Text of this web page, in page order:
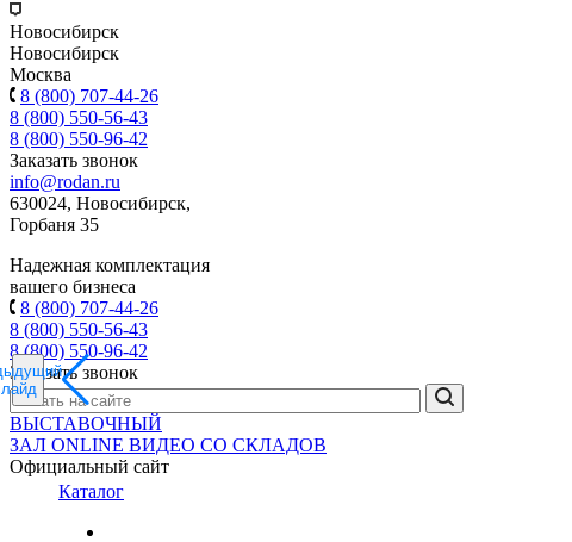
Новосибирск
Новосибирск
Москва
8 (800) 707-44-26
8 (800) 550-56-43
8 (800) 550-96-42
Заказать звонок
info@rodan.ru
630024, Новосибирск,
Горбаня 35
Надежная комплектация
вашего бизнеса
8 (800) 707-44-26
8 (800) 550-56-43
8 (800) 550-96-42
Заказать звонок
ВЫСТАВОЧНЫЙ
ЗАЛ ONLINE ВИДЕО СО СКЛАДОВ
Официальный сайт
Каталог